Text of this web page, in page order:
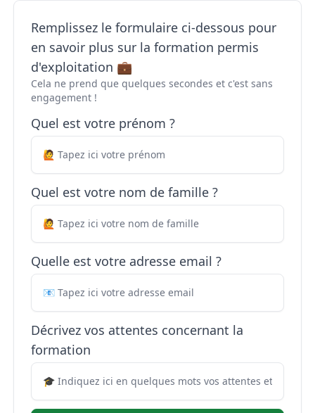
Remplissez le formulaire ci-dessous pour
en savoir plus sur la formation permis
d'exploitation 💼
Cela ne prend que quelques secondes et c'est sans
engagement !
Quel est votre prénom ?
Quel est votre nom de famille ?
Quelle est votre adresse email ?
Décrivez vos attentes concernant la
formation